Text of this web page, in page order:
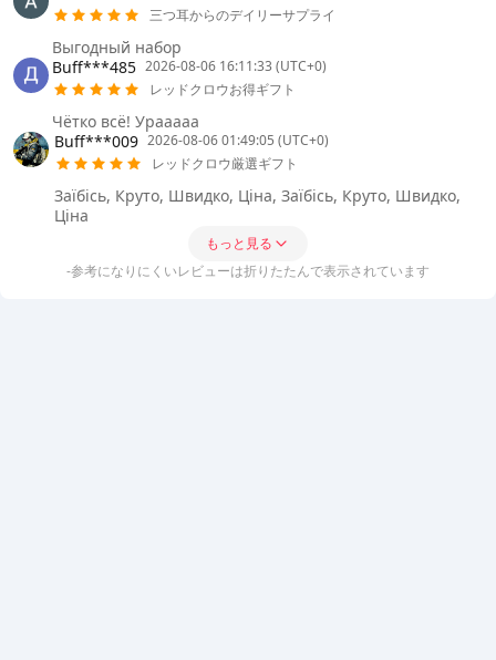
三つ耳からのデイリーサプライ
Выгодный набор
Buff***485 2026-08-06 16:11:33 (UTC+0)
レッドクロウお得ギフト
Чётко всё! Урааааа
Buff***009 2026-08-06 01:49:05 (UTC+0)
レッドクロウ厳選ギフト
Заїбісь, Круто, Швидко, Ціна, Заїбісь, Круто, Швидко,
Ціна
もっと見る
-参考になりにくいレビューは折りたたんで表示されています